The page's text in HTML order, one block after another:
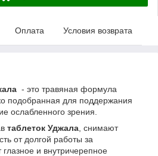
Оплата Условия возврата
- это травяная формула
подобранная для поддержания
ослабленного зрения.
таблеток Уджала , снимают
от долгой работы за
и внутричерепное